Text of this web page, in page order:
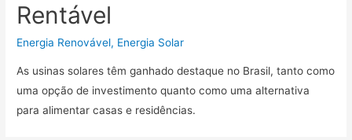
Rentável
Energia Renovável, Energia Solar
As usinas solares têm ganhado destaque no Brasil, tanto como
uma opção de investimento quanto como uma alternativa
para alimentar casas e residências.